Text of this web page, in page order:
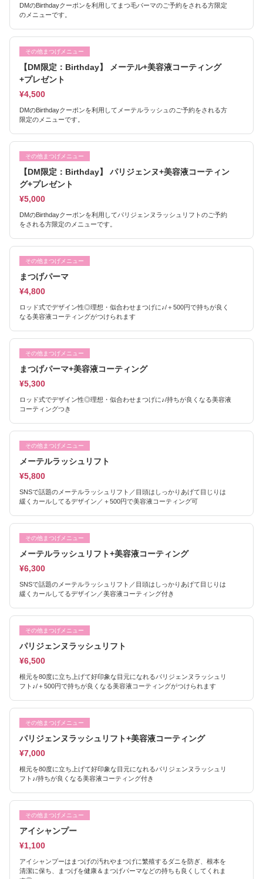
DMのBirthdayクーポンを利用してまつ毛パーマのご予約をされる方限定
のメニューです。
その他まつげメニュー
【DM限定：Birthday】 メーテル+美容液コーティング
+プレゼント
¥4,500
DMのBirthdayクーポンを利用してメーテルラッシュのご予約をされる方
限定のメニューです。
その他まつげメニュー
【DM限定：Birthday】 パリジェンヌ+美容液コーティン
グ+プレゼント
¥5,000
DMのBirthdayクーポンを利用してパリジェンヌラッシュリフトのご予約
をされる方限定のメニューです。
その他まつげメニュー
まつげパーマ
¥4,800
ロッド式でデザイン性◎理想・似合わせまつげに♪/＋500円で持ちが良く
なる美容液コーティングがつけられます
その他まつげメニュー
まつげパーマ+美容液コーティング
¥5,300
ロッド式でデザイン性◎理想・似合わせまつげに♪/持ちが良くなる美容液
コーティングつき
その他まつげメニュー
メーテルラッシュリフト
¥5,800
SNSで話題のメーテルラッシュリフト／目頭はしっかりあげて目じりは
緩くカールしてるデザイン／＋500円で美容液コーティング可
その他まつげメニュー
メーテルラッシュリフト+美容液コーティング
¥6,300
SNSで話題のメーテルラッシュリフト／目頭はしっかりあげて目じりは
緩くカールしてるデザイン／美容液コーティング付き
その他まつげメニュー
パリジェンヌラッシュリフト
¥6,500
根元を80度に立ち上げて好印象な目元になれるパリジェンヌラッシュリ
フト♪/＋500円で持ちが良くなる美容液コーティングがつけられます
その他まつげメニュー
パリジェンヌラッシュリフト+美容液コーティング
¥7,000
根元を80度に立ち上げて好印象な目元になれるパリジェンヌラッシュリ
フト♪/持ちが良くなる美容液コーティング付き
その他まつげメニュー
アイシャンプー
¥1,100
アイシャンプーはまつげの汚れやまつげに繁殖するダニを防ぎ、根本を
清潔に保ち、まつげを健康＆まつげパーマなどの持ちも良くしてくれま